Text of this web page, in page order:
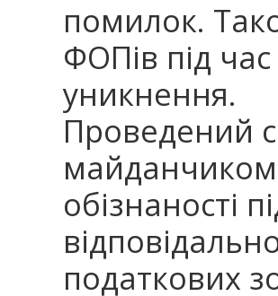
помилок.
ФОПів під
уникнення.
Проведений
майданчиком
обізнаності
податкових